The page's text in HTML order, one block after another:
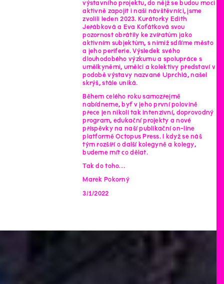
výstavního projektu, do nějž se budou moci
aktivně zapojit i naši návštěvníci, jsme
zvolili leden 2023. Kurátorky Edith
Jeřábková a Eva Koťátková svou
pozornost obrátily ke zvířatům jako
aktivním subjektům, s nimiž sdílíme město
a jeho periferie. Výsledek svého
dlouhodobého výzkumu a spolupráce s
umělkyněmi, umělci a kolektivy představí v
podobě výstavy nazvané Uprchlá, našel
skrýš, stále uniká.
Během celého roku samozřejmě
nabídneme, byť v jeho první polovině
přece jen nikoli tak intenzivní, doprovodný
program, edukační projekty a nové
příspěvky na naší publikační on-line
platformě Octopus Press. I když se náš
tým rozšíří o další kolegyně a kolegy,
budeme mít co dělat.
Tak do toho…
Marek Pokorný
3/1/2022